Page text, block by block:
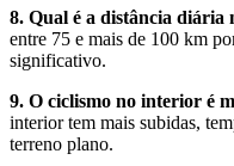
8. Qual é a distância diária
entre 75 e mais de 100 km
significativo.
9. O ciclismo no interior é
interior tem mais subidas,
terreno plano.